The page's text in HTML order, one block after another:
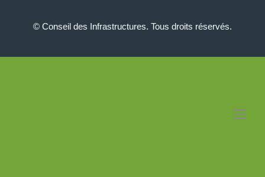
© Conseil des Infrastructures. Tous droits réservés.